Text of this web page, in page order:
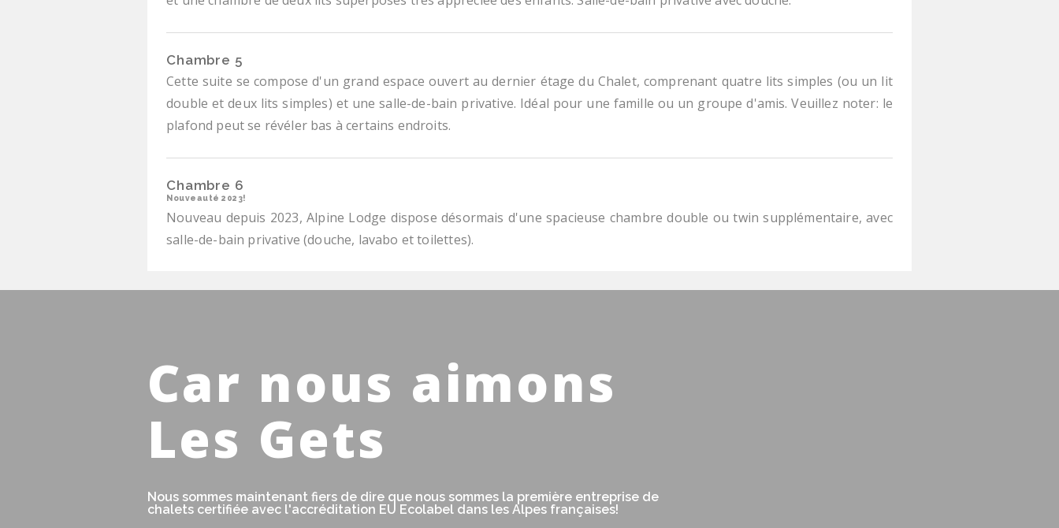
Chambre 5
Cette suite se compose d'un grand espace ouvert au dernier étage du Chalet, comprenant quatre lits simples (ou un lit
double et deux lits simples) et une salle-de-bain privative. Idéal pour une famille ou un groupe d'amis. Veuillez noter: le
plafond peut se révéler bas à certains endroits.
Chambre 6
Nouveauté 2023!
Nouveau depuis 2023, Alpine Lodge dispose désormais d'une spacieuse chambre double ou twin supplémentaire, avec
salle-de-bain privative (douche, lavabo et toilettes).
Car nous aimons
Les Gets
Nous sommes maintenant fiers de dire que nous sommes la première entreprise de
chalets certifiée avec l'accréditation EU Ecolabel dans les Alpes françaises!